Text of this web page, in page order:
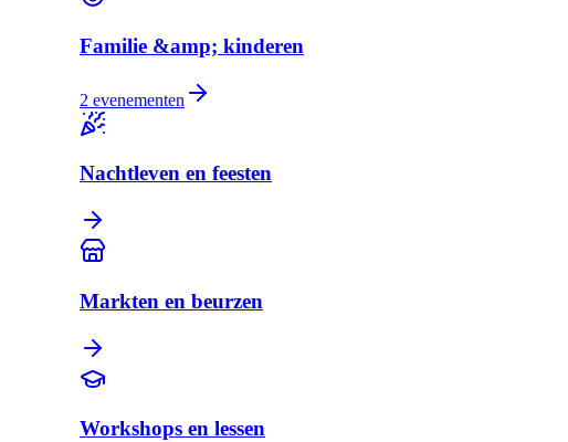
Familie &amp; kinderen
2 evenementen
Nachtleven en feesten
Markten en beurzen
Workshops en lessen